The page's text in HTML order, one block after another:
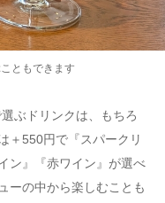
ともできます
ぶドリンクは、もちろ
＋550円で『スパークリ
ン』『赤ワイン』が選べ
ーの中から楽しむことも